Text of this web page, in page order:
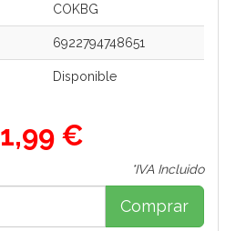
COKBG
6922794748651
Disponible
1,99 €
*IVA Incluido
Comprar